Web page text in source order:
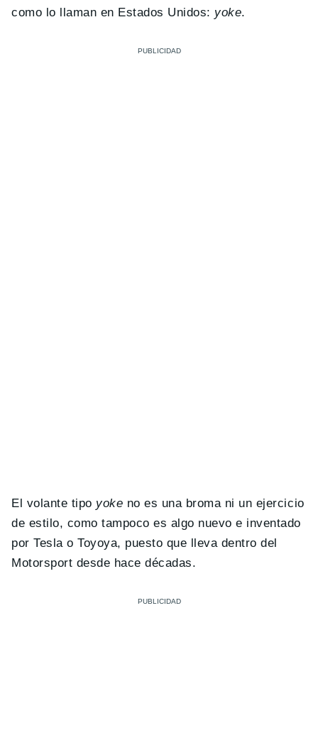
como lo llaman en Estados Unidos: yoke.
El volante tipo yoke no es una broma ni un ejercicio
de estilo, como tampoco es algo nuevo e inventado
por Tesla o Toyoya, puesto que lleva dentro del
Motorsport desde hace décadas.